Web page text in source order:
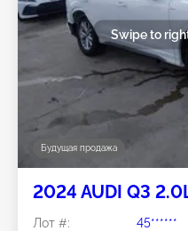
Будущая продажа
Swipe to
2024 AUDI Q3
Лот #:
45******